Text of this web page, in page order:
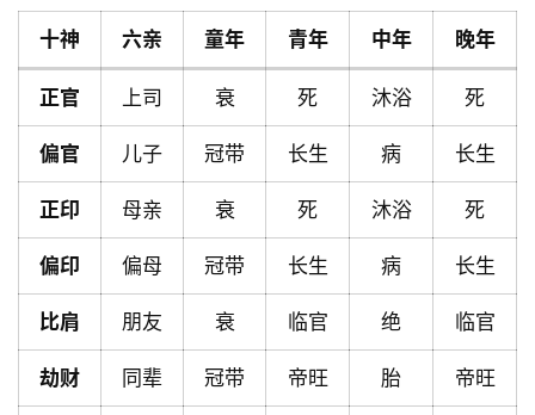
首
黄
历
占
十神 六亲 童年 青年 中年 晚年
正官 上司 衰 死 沐浴 死
偏官 儿子 冠带 长生 病 长生
正印 母亲 衰 死 沐浴 死
偏印 偏母 冠带 长生 病 长生
比肩 朋友 衰 临官 绝 临官
劫财 同辈 冠带 帝旺 胎 帝旺